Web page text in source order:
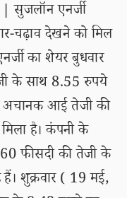
| सुजलॉन एनर्जी
चढ़ाव देखने को मिल
का शेयर बुधवार
के साथ 8.55 रुपये
अचानक आई तेजी की
है। कंपनी के
फीसदी की तेजी के
शुक्रवार ( 19 मई,